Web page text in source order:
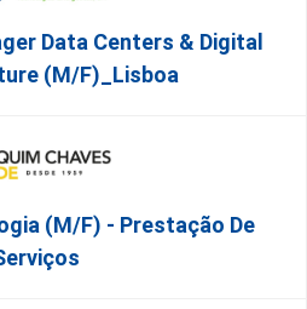
Data Centers & Digital
(m/f)_Lisboa
(M/F) - Prestação De